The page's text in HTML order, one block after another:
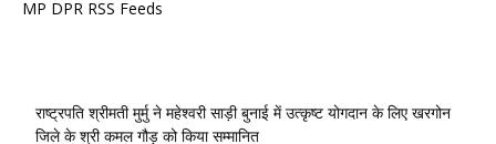
MP DPR RSS Feeds
राष्ट्रपति श्रीमती मुर्मु ने महेश्वरी साड़ी बुनाई में उत्कृष्ट योगदान के लिए खरगोन
जिले के श्री कमल गौड़ को किया सम्मानित